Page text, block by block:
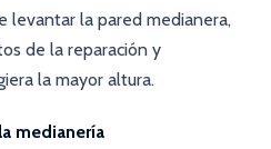
levantar la pared medianera,
de la reparación y
la mayor altura.
medianería